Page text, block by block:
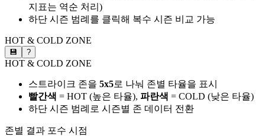
지표는 역순 처리)
하단 시즌 범례를 클릭해 복수 시즌 비교 가능
HOT & COLD ZONE
💾 ?
HOT & COLD ZONE
스트라이크 존을 5x5로 나눠 존별 타율을 표시
빨간색 = HOT (높은 타율), 파란색 = COLD (낮은 타율)
하단 시즌 범례로 시즌별 존 데이터 전환
존별 결과 포수 시점